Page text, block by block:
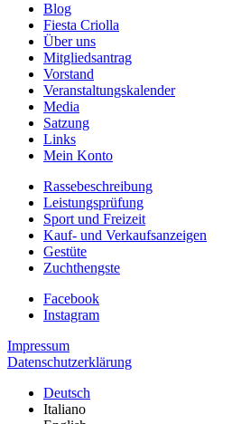
Blog
Fiesta Criolla
Über uns
Mitgliedsantrag
Vorstand
Veranstaltungskalender
Media
Satzung
Links
Mein Konto
Rassebeschreibung
Leistungsprüfung
Sport und Freizeit
Kauf- und Verkaufsanzeigen
Gestüte
Zuchthengste
Facebook
Instagram
Impressum
Datenschutzerklärung
Deutsch
Italiano